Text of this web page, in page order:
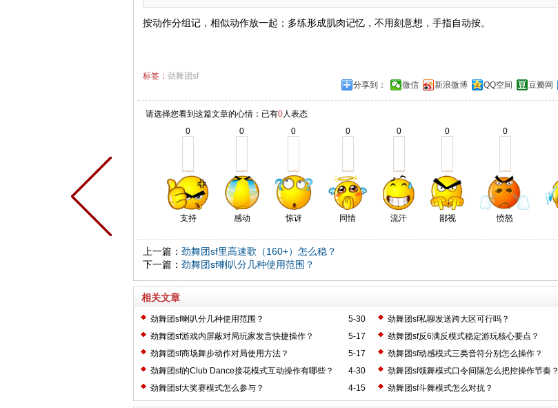
按动作分组记，相似动作放一起；多练形成肌肉记忆，不用刻意想，手指自动按。
标签： 劲舞团sf
分享到：
微信 新浪微博 QQ空间 豆瓣网
请选择您看到这篇文章的心情：已有0人表态
0
支持
0
感动
0
惊讶
0
同情
0
流汗
0
鄙视
0
愤怒
上一篇： 劲舞团sf里高速歌（160+）怎么稳？
下一篇： 劲舞团sf喇叭分几种使用范围？
相关文章
5-30
劲舞团sf喇叭分几种使用范围？
劲舞团sf私聊发送跨大区可行吗？
5-17
劲舞团sf游戏内屏蔽对局玩家发言快捷操作？
劲舞团sf反6满反模式稳定游玩核心要点？
5-17
劲舞团sf商场舞步动作对局使用方法？
劲舞团sf动感模式三类音符分别怎么操作？
4-30
劲舞团sf的Club Dance接花模式互动操作有哪些？
劲舞团sf领舞模式口令间隔怎么把控操作节奏？
4-15
劲舞团sf大奖赛模式怎么参与？ 劲舞团sf斗舞模式怎么对抗？